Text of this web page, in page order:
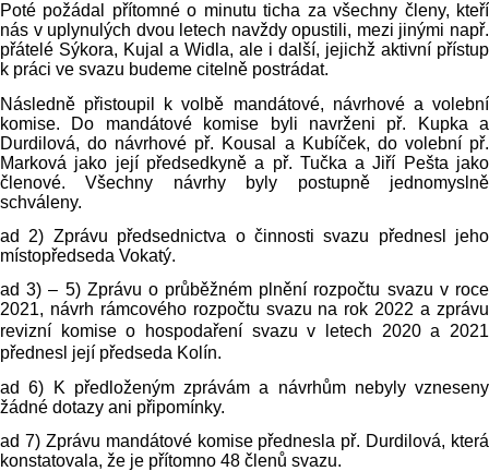
Poté požádal přítomné o minutu ticha za všechny členy, kteří
nás v uplynulých dvou letech navždy opustili, mezi jinými např.
přátelé Sýkora, Kujal a Widla, ale i další, jejichž aktivní přístup
k práci ve svazu budeme citelně postrádat.
Následně přistoupil k volbě mandátové, návrhové a volební
komise. Do mandátové komise byli navrženi př. Kupka a
Durdilová, do návrhové př. Kousal a Kubíček, do volební př.
Marková jako její předsedkyně a př. Tučka a Jiří Pešta jako
členové. Všechny návrhy byly postupně jednomyslně
schváleny.
ad 2) Zprávu předsednictva o činnosti svazu přednesl jeho
místopředseda Vokatý.
ad 3) – 5) Zprávu o průběžném plnění rozpočtu svazu v roce
2021, návrh rámcového rozpočtu svazu na rok 2022 a zprávu
revizní komise o hospodaření svazu v letech 2020 a 2021
přednesl její předseda Kolín.
ad 6) K předloženým zprávám a návrhům nebyly vzneseny
žádné dotazy ani připomínky.
ad 7) Zprávu mandátové komise přednesla př. Durdilová, která
konstatovala, že je přítomno 48 členů svazu.